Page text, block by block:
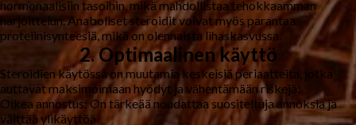
hormonaalisiin tasoihin, mikä mahdollistaa tehokkaamman
harjoittelun. Anaboliset steroidit voivat myös parantaa
proteiinisynteesiä, mikä on olennaista lihaskasvussa.
2. Optimaalinen käyttö
Steroidien käytössä on muutamia keskeisiä periaatteita, jotka
auttavat maksimoimaan hyödyt ja vähentämään riskejä:
Oikea annostus:On tärkeää noudattaa suositeltuja annoksia ja
välttää ylikäyttöä.